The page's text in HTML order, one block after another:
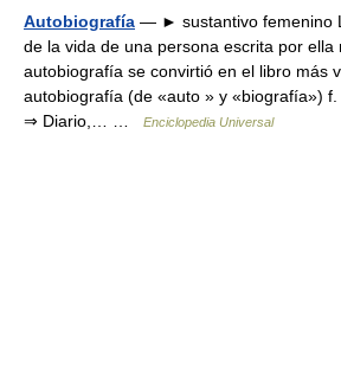
Autobiografía — ► sustantivo femenino
de la vida de una persona escrita por ella
autobiografía se convirtió en el libro más
autobiografía (de «auto » y «biografía») f.
⇒ Diario,… …
Enciclopedia Universal